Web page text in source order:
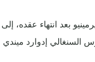
بعد انتهاء عقده،